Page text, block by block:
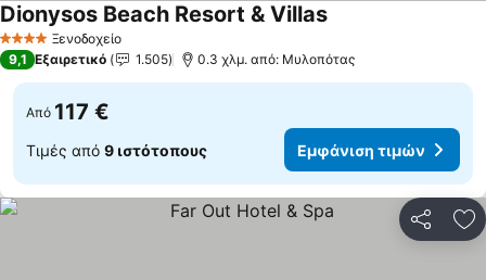
4 ΑστέριαΞενοδοχείο
Dionysos Beach Resort & VillasΕμφάνιση τιμών
9,1 Εξαιρετικό 1.505 0.3 χλμ. από: Μυλοπότας
Από 117 €
Τιμές από 9 ιστότοπους Εμφάνιση τιμών